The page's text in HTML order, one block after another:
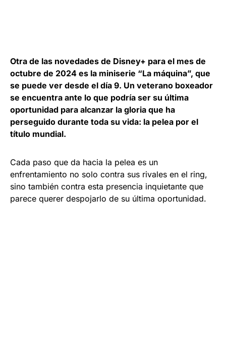
Otra de las novedades de Disney+ para el mes de
octubre de 2024 es la miniserie “La máquina”, que
se puede ver desde el día 9. Un veterano boxeador
se encuentra ante lo que podría ser su última
oportunidad para alcanzar la gloria que ha
perseguido durante toda su vida: la pelea por el
título mundial.
Cada paso que da hacia la pelea es un
enfrentamiento no solo contra sus rivales en el ring,
sino también contra esta presencia inquietante que
parece querer despojarlo de su última oportunidad.